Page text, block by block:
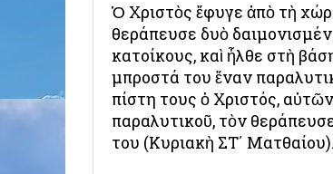
Ὁ Χριστὸς ἔφυγε ἀπὸ τὴ
θεράπευσε δυὸ
κατοίκους, καὶ ἦλθε στὴ
μπροστά του ἕναν
πίστη τους ὁ Χριστός,
παραλυτικοῦ, τὸν
του (Κυριακὴ ΣΤ΄ Ματθαίου).